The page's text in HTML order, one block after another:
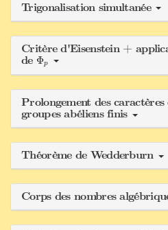
Trigonalisation simultanée
Critère d'Eisenstein +
de Φp
Φp
Prolongement des
groupes abéliens finis
Théorème de Wedderburn
Corps des nombres